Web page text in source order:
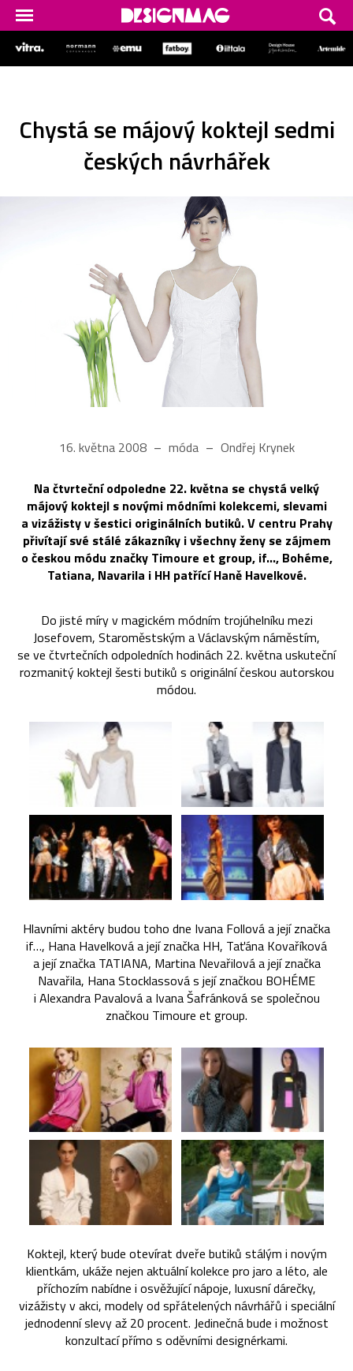
Chystá se májový koktejl sedmi
českých návrhářek
16. května 2008 móda Ondřej Krynek
Na čtvrteční odpoledne 22. května se chystá velký
májový koktejl s novými módními kolekcemi, slevami
a vizážisty v šestici originálních butiků. V centru Prahy
přivítají své stálé zákazníky i všechny ženy se zájmem
o českou módu značky Timoure et group, if…, Bohéme,
Tatiana, Navarila i HH patřící Haně Havelkové.
Do jisté míry v magickém módním trojúhelníku mezi
Josefovem, Staroměstským a Václavským náměstím,
se ve čtvrtečních odpoledních hodinách 22. května uskuteční
rozmanitý koktejl šesti butiků s originální českou autorskou
módou.
Hlavními aktéry budou toho dne Ivana Follová a její značka
if…, Hana Havelková a její značka HH, Taťána Kovaříková
a její značka TATIANA, Martina Nevařilová a její značka
Navařila, Hana Stocklassová s její značkou BOHÉME
i Alexandra Pavalová a Ivana Šafránková se společnou
značkou Timoure et group.
Koktejl, který bude otevírat dveře butiků stálým i novým
klientkám, ukáže nejen aktuální kolekce pro jaro a léto, ale
příchozím nabídne i osvěžující nápoje, luxusní dárečky,
vizážisty v akci, modely od spřátelených návrhářů i speciální
jednodenní slevy až 20 procent. Jedinečná bude i možnost
konzultací přímo s oděvními designérkami.